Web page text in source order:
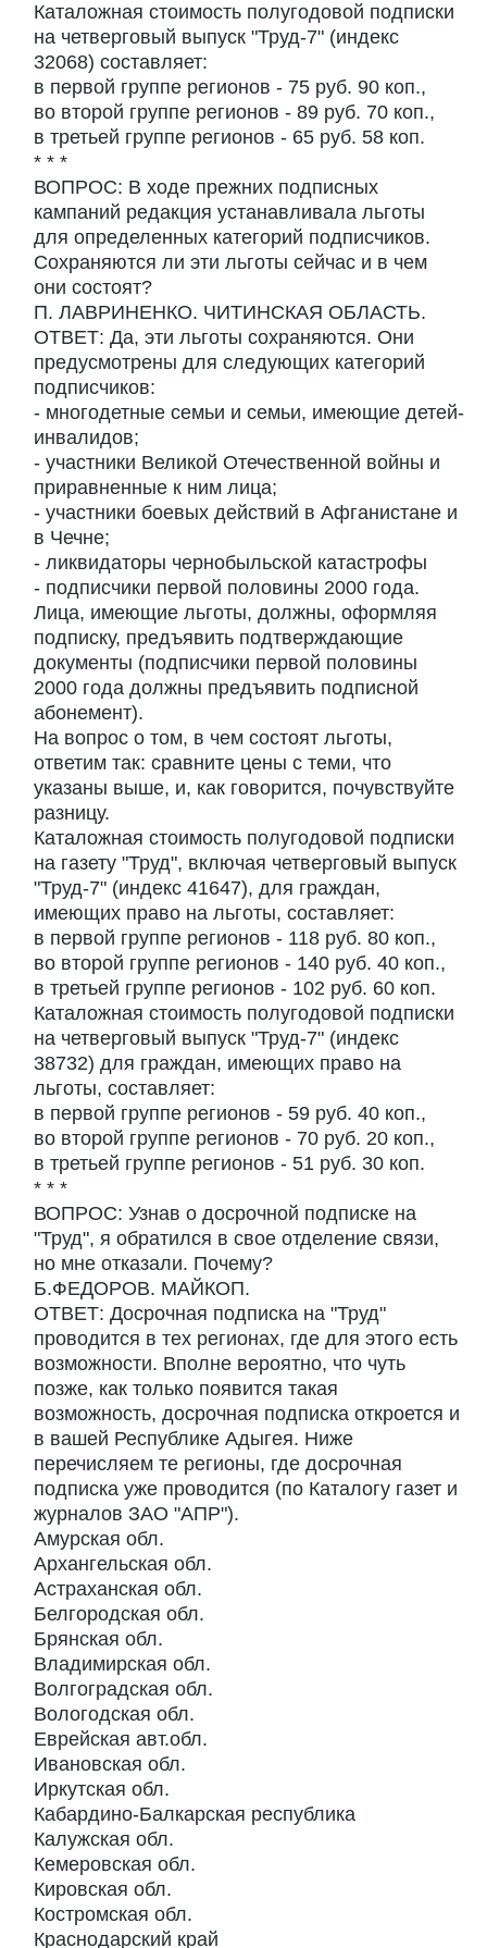
Каталожная стоимость полугодовой подписки
на четверговый выпуск "Труд-7" (индекс
32068) составляет:
в первой группе регионов - 75 руб. 90 коп.,
во второй группе регионов - 89 руб. 70 коп.,
в третьей группе регионов - 65 руб. 58 коп.
* * *
ВОПРОС: В ходе прежних подписных
кампаний редакция устанавливала льготы
для определенных категорий подписчиков.
Сохраняются ли эти льготы сейчас и в чем
они состоят?
П. ЛАВРИНЕНКО. ЧИТИНСКАЯ ОБЛАСТЬ.
ОТВЕТ: Да, эти льготы сохраняются. Они
предусмотрены для следующих категорий
подписчиков:
- многодетные семьи и семьи, имеющие детей-
инвалидов;
- участники Великой Отечественной войны и
приравненные к ним лица;
- участники боевых действий в Афганистане и
в Чечне;
- ликвидаторы чернобыльской катастрофы
- подписчики первой половины 2000 года.
Лица, имеющие льготы, должны, оформляя
подписку, предъявить подтверждающие
документы (подписчики первой половины
2000 года должны предъявить подписной
абонемент).
На вопрос о том, в чем состоят льготы,
ответим так: сравните цены с теми, что
указаны выше, и, как говорится, почувствуйте
разницу.
Каталожная стоимость полугодовой подписки
на газету "Труд", включая четверговый выпуск
"Труд-7" (индекс 41647), для граждан,
имеющих право на льготы, составляет:
в первой группе регионов - 118 руб. 80 коп.,
во второй группе регионов - 140 руб. 40 коп.,
в третьей группе регионов - 102 руб. 60 коп.
Каталожная стоимость полугодовой подписки
на четверговый выпуск "Труд-7" (индекс
38732) для граждан, имеющих право на
льготы, составляет:
в первой группе регионов - 59 руб. 40 коп.,
во второй группе регионов - 70 руб. 20 коп.,
в третьей группе регионов - 51 руб. 30 коп.
* * *
ВОПРОС: Узнав о досрочной подписке на
"Труд", я обратился в свое отделение связи,
но мне отказали. Почему?
Б.ФЕДОРОВ. МАЙКОП.
ОТВЕТ: Досрочная подписка на "Труд"
проводится в тех регионах, где для этого есть
возможности. Вполне вероятно, что чуть
позже, как только появится такая
возможность, досрочная подписка откроется и
в вашей Республике Адыгея. Ниже
перечисляем те регионы, где досрочная
подписка уже проводится (по Каталогу газет и
журналов ЗАО "АПР").
Амурская обл.
Архангельская обл.
Астраханская обл.
Белгородская обл.
Брянская обл.
Владимирская обл.
Волгоградская обл.
Вологодская обл.
Еврейская авт.обл.
Ивановская обл.
Иркутская обл.
Кабардино-Балкарская республика
Калужская обл.
Кемеровская обл.
Кировская обл.
Костромская обл.
Краснодарский край